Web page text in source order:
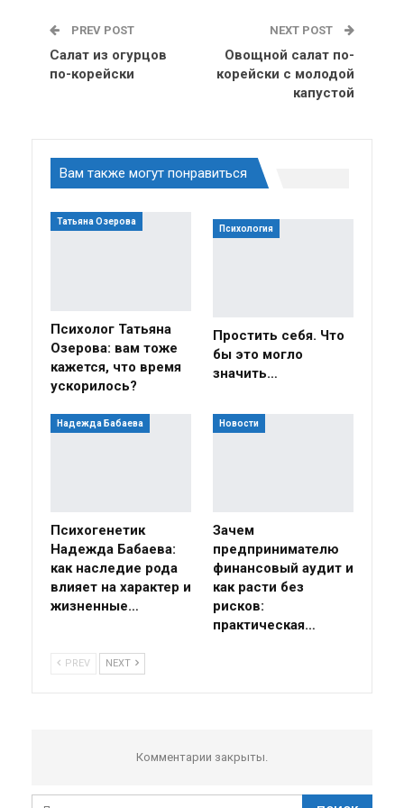
PREV POST
Салат из огурцов
по-корейски
NEXT POST
Овощной салат по-
корейски с молодой
капустой
Вам также могут понравиться
Татьяна Озерова
Психолог Татьяна
Озерова: вам тоже
кажется, что время
ускорилось?
Психология
Простить себя. Что
бы это могло
значить…
Надежда Бабаева
Психогенетик
Надежда Бабаева:
как наследие рода
влияет на характер и
жизненные…
Новости
Зачем
предпринимателю
финансовый аудит и
как расти без
рисков:
практическая…
PREV NEXT
Комментарии закрыты.